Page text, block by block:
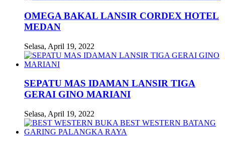
OMEGA BAKAL LANSIR CORDEX HOTEL
MEDAN
Selasa, April 19, 2022
SEPATU MAS IDAMAN LANSIR TIGA
GERAI GINO MARIANI
Selasa, April 19, 2022